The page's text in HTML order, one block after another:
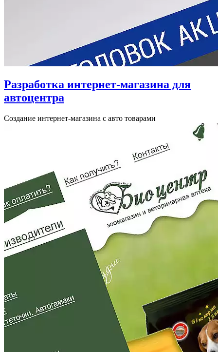
Разработка интернет-магазина для
автоцентра
Создание интернет-магазина с авто товарами